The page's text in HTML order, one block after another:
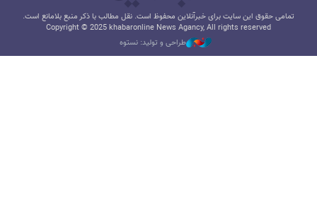
تمامی حقوق این سایت برای خبرآنلاین محفوظ است. نقل مطالب با ذکر منبع بلامانع است.
Copyright © 2025 khabaronline News Agancy, All rights reserved
طراحی و تولید: نستوه